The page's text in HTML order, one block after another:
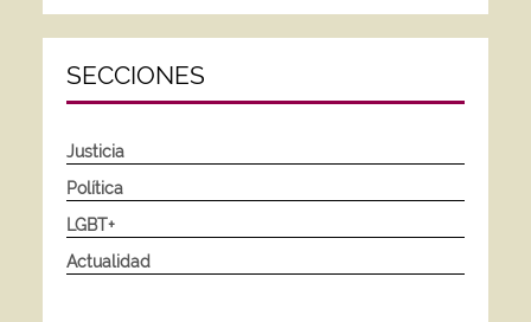
SECCIONES
Justicia
Política
LGBT+
Actualidad